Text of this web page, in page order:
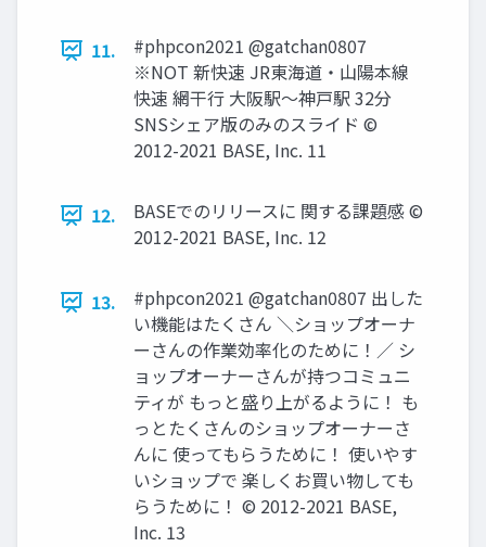
11.
#phpcon2021 @gatchan0807
※NOT 新快速 JR東海道・山陽本線
快速 網干行 大阪駅〜神戸駅 32分
SNSシェア版のみのスライド ©
2012-2021 BASE, Inc. 11
12.
BASEでのリリースに 関する課題感 ©
2012-2021 BASE, Inc. 12
13.
#phpcon2021 @gatchan0807 出した
い機能はたくさん ＼ショップオーナ
ーさんの作業効率化のために！／ シ
ョップオーナーさんが持つコミュニ
ティが もっと盛り上がるように！ も
っとたくさんのショップオーナーさ
んに 使ってもらうために！ 使いやす
いショップで 楽しくお買い物しても
らうために！ © 2012-2021 BASE,
Inc. 13